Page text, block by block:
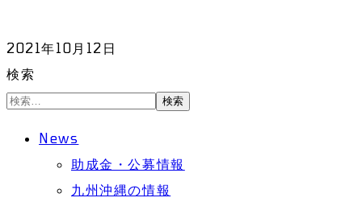
2021年10月12日
検索
検索
News
助成金・公募情報
九州沖縄の情報